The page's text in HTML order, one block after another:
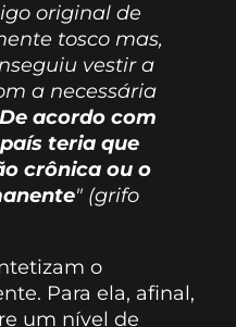
original de
tosco mas,
vestir a
a necessária
De acordo com
teria que
crônica ou o
" (grifo
o
Para ela, afinal,
um nível de